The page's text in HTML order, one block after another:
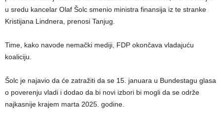
u sredu kancelar Olaf Šolc smenio ministra finansija iz te stranke
Kristijana Lindnera, prenosi Tanjug.
Time, kako navode nemački mediji, FDP okončava vladajuću
koaliciju.
Šolc je najavio da će zatražiti da se 15. januara u Bundestagu glasa
o poverenju vladi i dodao da bi novi izbori bi mogli da se održe
najkasnije krajem marta 2025. godine.